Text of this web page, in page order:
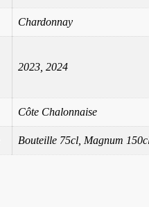
Chardonnay
2023, 2024
Côte Chalonnaise
Bouteille 75cl, Magnum